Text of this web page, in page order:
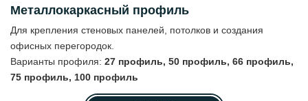
Мeталлокаркасный профиль
Для крепления стеновых панелей, потолков и создания
офисных перегородок.
Варианты профиля: 27 профиль, 50 профиль, 66 профиль,
75 профиль, 100 профиль